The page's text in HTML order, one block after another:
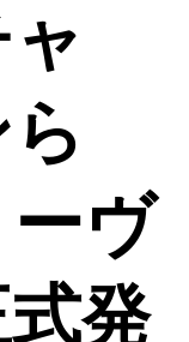
ら
ヴ
発